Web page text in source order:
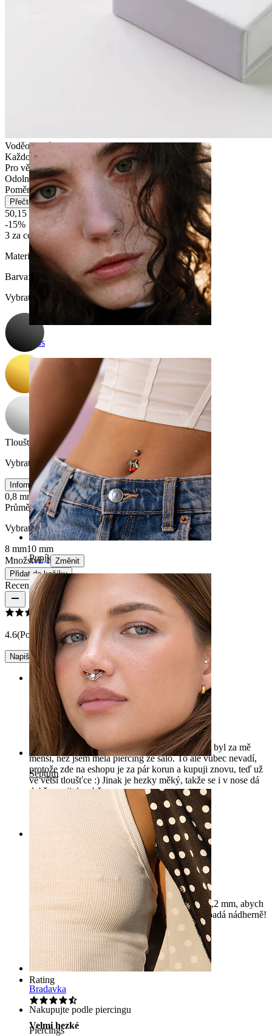
Nos
Pupík
Septum
Bradavka
Nakupujte podle piercingu
Piercings
Voděodolný
Každodenní nošení
Pro většinu typů pokožky
Odolný
Poměrně snadné
Přečtěte si více
50,15 Kč59,00 Kč
-15%
3 za cenu 2
Materiál:Chirurgická ocel
Barva:
Vybrat Barva
Tloušťka závitu:
Vybrat Tloušťka závitu
Informace o velikosti
0,8 mm1 mm1,2 mm1,6 mm
Průměr:
Vybrat Průměr
8 mm10 mm
Množství: 1 Změnit
Přidat do košíku
Recenze produktu
4.6(Počet recenzí: 31)
Napište recenzi
Rating
.
Poprvé jsem koupila 0,8mm tloušťku a kroužek byl za mě
menší, než jsem měla piercing ze salo. To ale vůbec nevadí,
protože zde na eshopu je za pár korun a kupuji znovu, teď už
ve větší tloušťce :) Jinak je hezky měký, takže se i v nose dá
dobře spojit k sobě.
Ověřený nákup
Perfektní
Vzala jsem to s průměrem 10 mm a tloušťkou 1,2 mm, abych
to dala do druhé dírky v laloku. Opravdu to vypadá nádherně!
Ověřený nákup
Přeloženo pomocí AI Zobrazit původní text
Rating
Velmi hezké